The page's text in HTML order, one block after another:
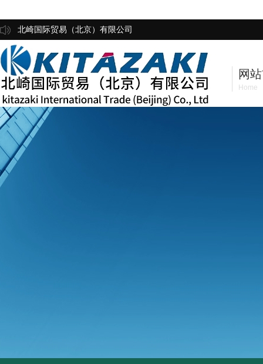
北崎国际贸易（北京）有限公司
网
Home